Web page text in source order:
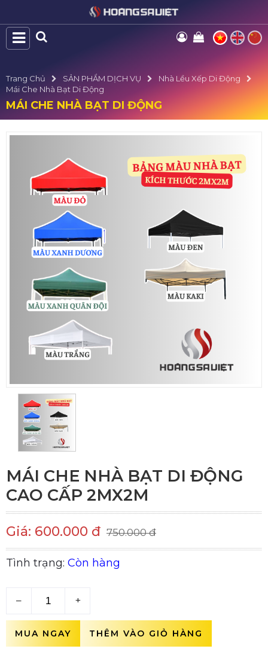
Trang Chủ SẢN PHẨM DỊCH VỤ
Nhà Lều Xếp Di Động
Mái Che Nhà Bạt Di Động
MÁI CHE NHÀ BẠT DI ĐỘNG
MÁI CHE NHÀ BẠT DI ĐỘNG
CAO CẤP 2MX2M
Giá: 600.000 đ 750.000 đ
Tình trạng: Còn hàng
– +
MUA NGAY THÊM VÀO GIỎ HÀNG